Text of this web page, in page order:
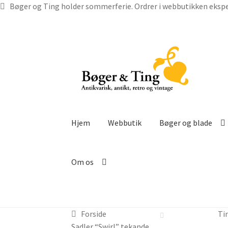
Bøger og Ting holder sommerferie. Ordrer i webbutikken
navigation
indhold
Hjem Webbutik Bøger og blade
Om os
Forside